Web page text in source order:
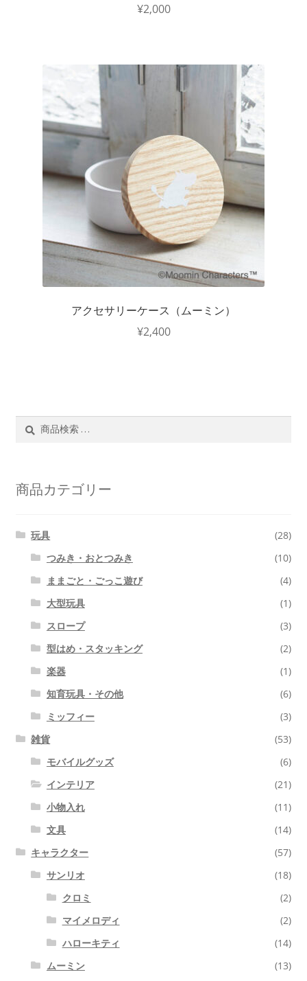
¥2,000
アクセサリーケース（ムーミン）
¥2,400
商品カテゴリー
玩具
(28)
つみき・おとつみき
(10)
ままごと・ごっこ遊び
(4)
大型玩具
(1)
スロープ
(3)
型はめ・スタッキング
(2)
楽器
(1)
知育玩具・その他
(6)
ミッフィー
(3)
雑貨
(53)
モバイルグッズ
(6)
インテリア
(21)
小物入れ
(11)
文具
(14)
キャラクター
(57)
サンリオ
(18)
クロミ
(2)
マイメロディ
(2)
ハローキティ
(14)
ムーミン
(13)